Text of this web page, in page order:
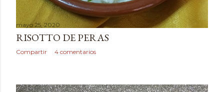
mayo 25, 2020
RISOTTO DE PERAS
Compartir 4 comentarios